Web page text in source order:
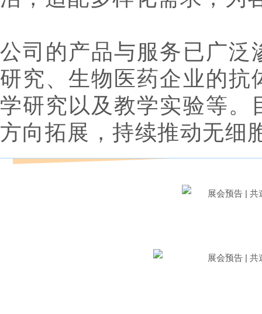
公司的产品与服务已广泛
研究、生物医药企业的抗
学研究以及教学实验等。
方向拓展，持续推动无细